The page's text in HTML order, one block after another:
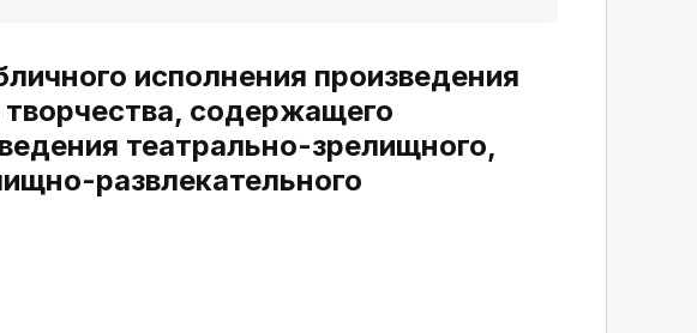
исполнения произведения
содержащего
театрально-зрелищного,
развлекательного